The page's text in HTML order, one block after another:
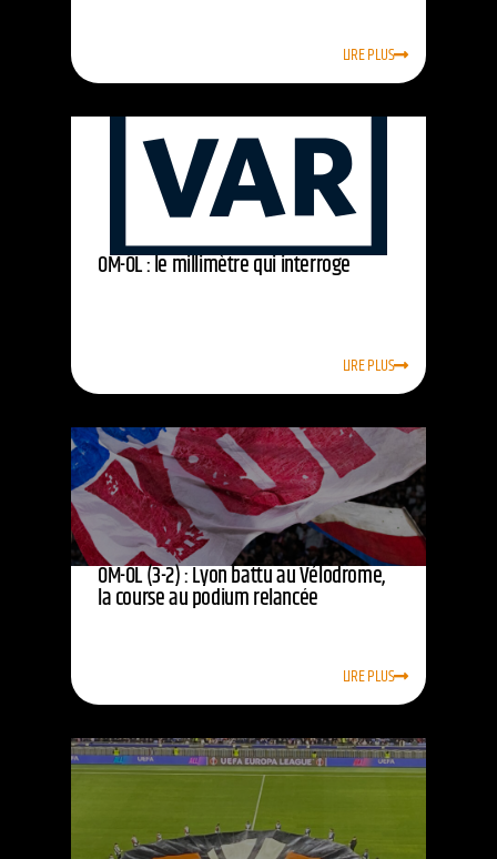
LIRE PLUS
OM-OL : le millimètre qui interroge
LIRE PLUS
OM-OL (3-2) : Lyon battu au Vélodrome,
la course au podium relancée
LIRE PLUS